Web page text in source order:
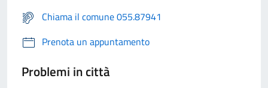
Chiama il comune 055.87941
Prenota un appuntamento
Problemi in città